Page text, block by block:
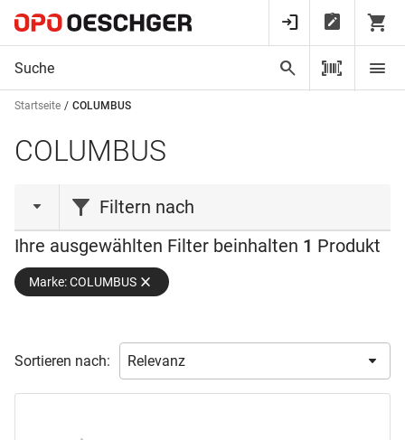
Startseite COLUMBUS
COLUMBUS
Filtern nach
Material
Spezialstahl (1)
Breite
Ab Lager verfügbar (1)
Ihre ausgewählten Filter beinhalten 1 Produkt
Marke: COLUMBUS
Sortieren nach: